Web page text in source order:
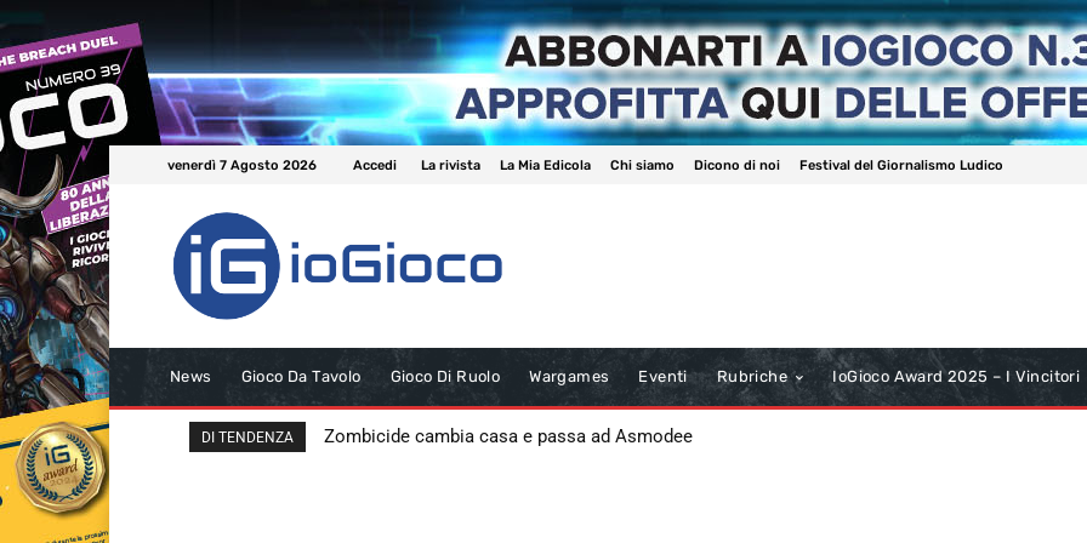
venerdì 7 Agosto 2026 Accedi La rivista La Mia Edicola Chi siamo Dicono di noi Festival del Giornalismo Ludico
News Gioco Da Tavolo Gioco Di Ruolo Wargames Eventi Rubriche IoGioco Award 2025 – I Vincitori
DI TENDENZA Zombicide cambia casa e passa ad Asmodee